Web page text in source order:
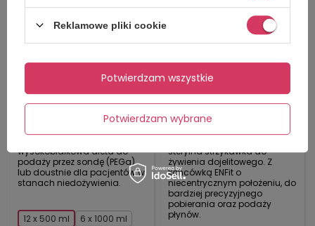
Nutrego FORTE o smaku
neutralnym do zgłębnika
wysokobiałkowa dieta do
podaży przez sondę (PEGa)
lub doustnie dla pacjentów w
stanach niedożywienia.
12 x 500 ml 6 x 1000 ml
Strzykawka Enteralna
ENFit 60 ml (1 szt.) - KD
sterylna strzykawka do
żywienia dojelitowego. Z
końcówką ENFit o
niecentrycznym położeniu, do
bardziej precyzyjnego
pobierania oraz podaży
płynów.
Reklamowe pliki cookie
Potwierdzam wybrane
Potwierdzam wszystkie